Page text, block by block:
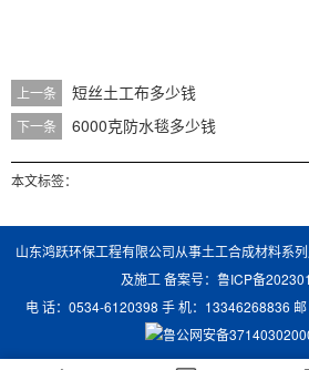
上一条 短丝土工布多少钱
下一条 6000克防水毯多少钱
本文标签：
山东鸿跃环保工程有限公司从事土工合成材料系
及施工 备案号： 鲁ICP备
电 话：0534-6120398 手 机：13346268836
鲁公网安备